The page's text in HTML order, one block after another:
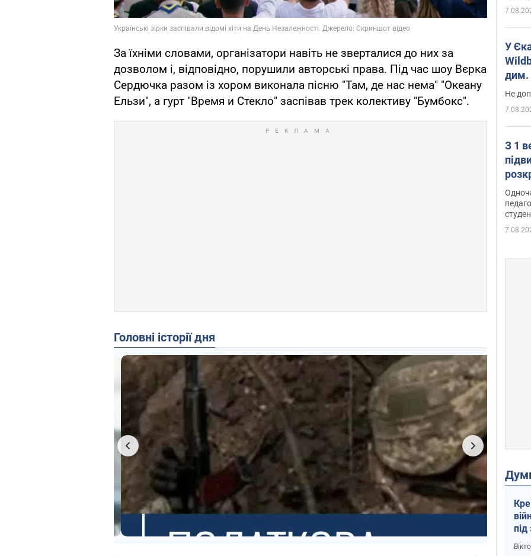
За їхніми словами, організатори навіть не зверталися до них за
дозволом і, відповідно, порушили авторські права. Під час шоу Вєрка
Сердючка разом із хором виконала пісню "Там, де нас нема" "Океану
Ельзи", а гурт "Время и Стекло" заспівав трек колективу "Бумбокс".
Головні історії дня
У
дим.
Не
З 1